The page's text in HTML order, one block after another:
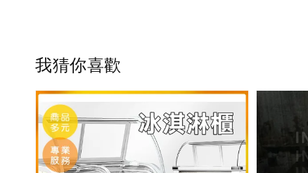
我猜你喜歡